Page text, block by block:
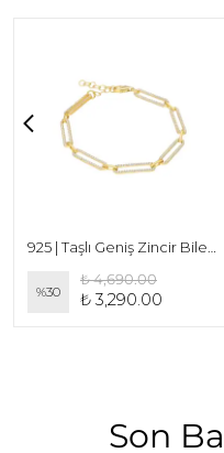
%30
₺ 4,690.00
₺ 3,290.00
Son